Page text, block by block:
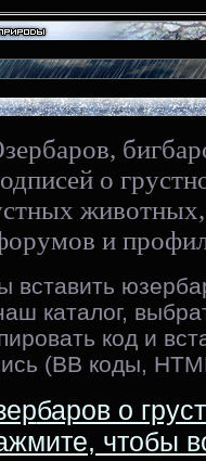
о
и
вставить
каталог,
код и
(ВВ коды,
баров о
чтобы